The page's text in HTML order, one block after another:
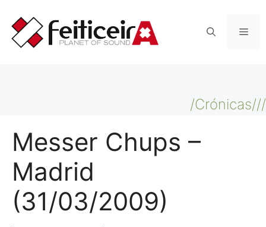
contenido
/Crónicas///
Messer Chups –
Madrid
(31/03/2009)